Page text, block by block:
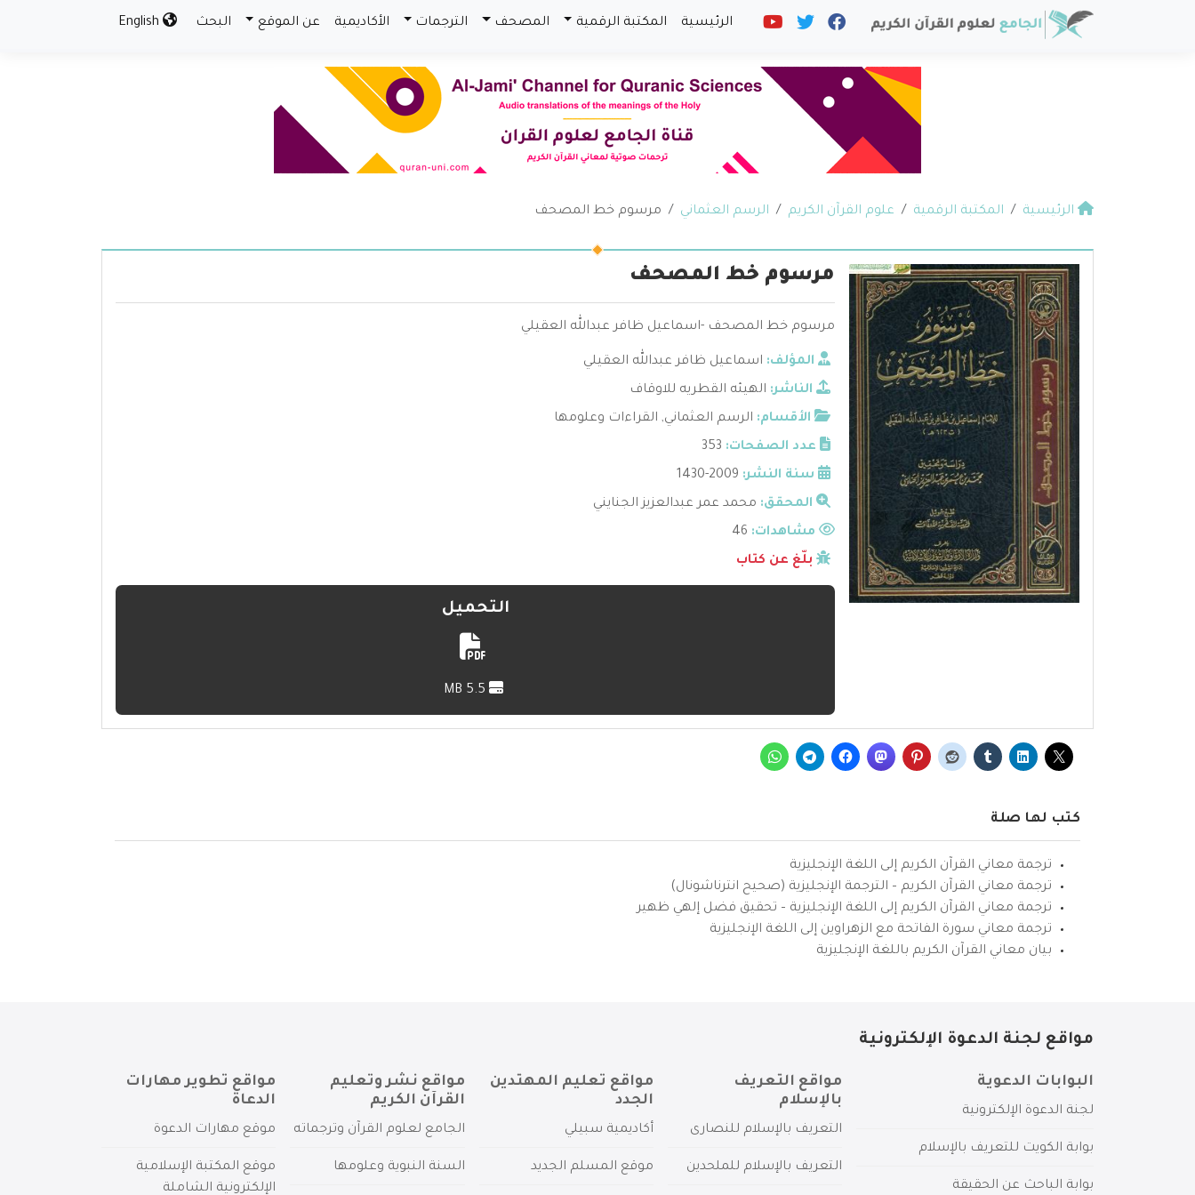
الرئيسية المكتبة الرقمية المصحف الترجمات الأكاديمية عن الموقع البحث
الرئيسية المكتبة الرقمية علوم القرآن الكريم الرسم العثماني مرسوم خط المصحف
مرسوم خط المصحف
مرسوم خط المصحف -اسماعيل ظافر عبدالله العقيلي
المؤلف: اسماعيل ظافر عبدالله العقيلي
الناشر: الهيئه القطريه للاوقاف
الأقسام: الرسم العثماني, القراءات وعلومها
عدد الصفحات: 353
سنة النشر: 2009-1430
المحقق: محمد عمر عبدالعزيز الجنايني
مشاهدات:
بلّغ عن كتاب
التحميل
كتب لها صلة
ترجمة معاني القرآن الكريم إلى اللغة الإنجليزية
ترجمة معاني القرآن الكريم – الترجمة الإنجليزية (صحيح انترناشونال)
ترجمة معاني القرآن الكريم إلى اللغة الإنجليزية – تحقيق فضل إلهي ظهير
ترجمة معاني سورة الفاتحة مع الزهراوين إلى اللغة الإنجليزية
بيان معاني القرآن الكريم باللغة الإنجليزية
مواقع لجنة الدعوة الإلكترونية
البوابات الدعوية
لجنة الدعوة الإلكترونية
بوابة الكويت للتعريف بالإسلام
بوابة الباحث عن الحقيقة
مواقع التعريف
بالإسلام
التعريف بالإسلام للنصارى
التعريف بالإسلام للملحدين
مواقع تعليم المهتدين
الجدد
أكاديمية سبيلي
موقع المسلم الجديد
مواقع نشر وتعليم
القرآن الكريم
الجامع لعلوم القرآن وترجماته
السنة النبوية وعلومها
مواقع تطوير مهارات
الدعاة
موقع مهارات الدعوة
موقع المكتبة الإسلامية
الإلكترونية الشاملة